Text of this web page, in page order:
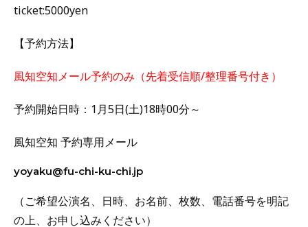
ticket:5000yen
【予約方法】
風知空知メール予約のみ（先着受信順/整理番号付き）
予約開始日時：1月5日(土)18時00分～
風知空知 予約専用メール
yoyaku@fu-chi-ku-chi.jp
（ご希望公演名、日時、お名前、枚数、電話番号を明記
の上、お申し込みください）